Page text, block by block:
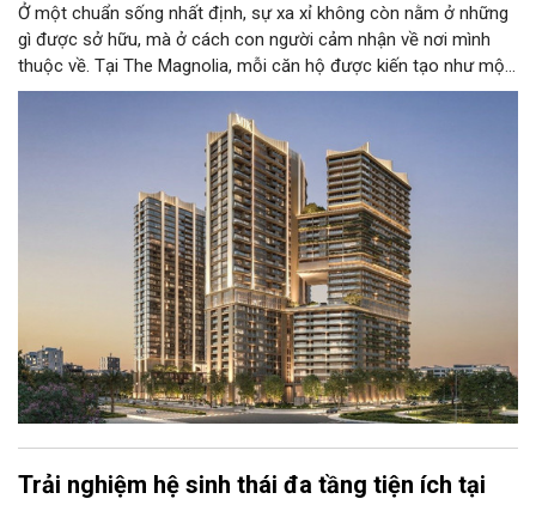
Ở một chuẩn sống nhất định, sự xa xỉ không còn nằm ở những
gì được sở hữu, mà ở cách con người cảm nhận về nơi mình
thuộc về. Tại The Magnolia, mỗi căn hộ được kiến tạo như một
không gian phản chiếu bản sắc cá nhân, nơi sự riêng tư, thẩm
mỹ và cảm xúc sống cùng tồn tại trong trạng thái cân bằng.
Trải nghiệm hệ sinh thái đa tầng tiện ích tại